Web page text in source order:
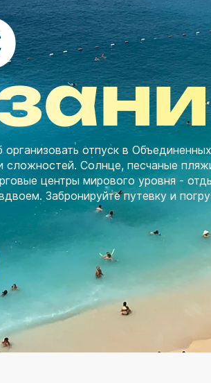
отпуск в Объединенных
сложностей. Солнце, песчаные
центры мирового уровня -
Забронируйте путевку и